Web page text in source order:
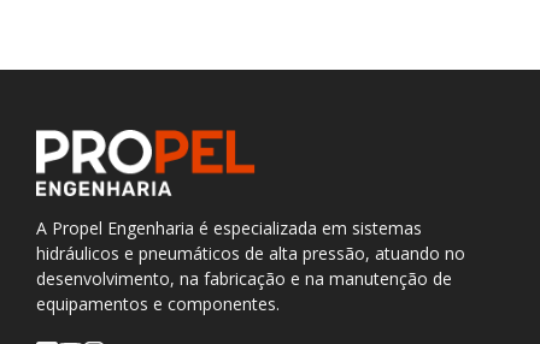
A Propel Engenharia é especializada em sistemas
hidráulicos e pneumáticos de alta pressão, atuando no
desenvolvimento, na fabricação e na manutenção de
equipamentos e componentes.